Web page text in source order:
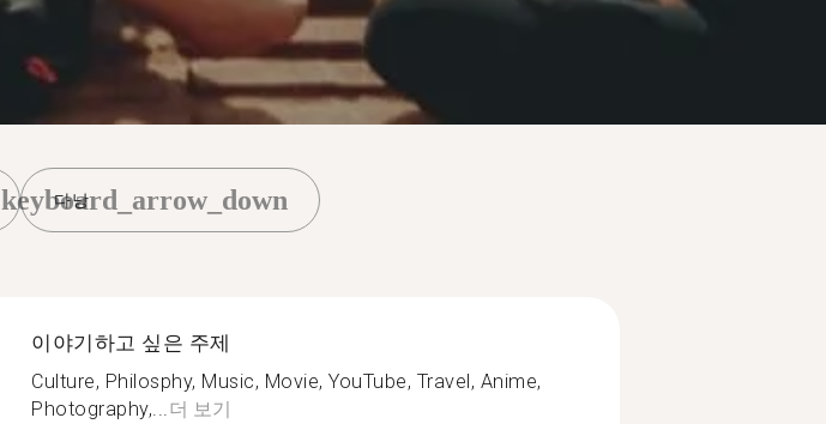
다낭
keyboard_arrow_down
이야기하고 싶은 주제
Culture, Philosphy, Music, Movie, YouTube, Travel, Anime,
Photography,...더 보기